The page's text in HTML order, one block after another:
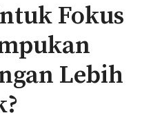
Fokus
Lebih